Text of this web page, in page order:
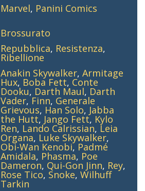
Marvel, Panini Comics
Brossurato
Repubblica, Resistenza,
Ribellione
Anakin Skywalker,Armitage
Hux, Boba Fett, Conte
Dooku, Darth Maul, Darth
Vader, Finn, Generale
Grievous, Han Solo, Jabba
the Hutt, Jango Fett, Kylo
Ren, Lando Calrissian, Leia
Organa, Luke Skywalker,
Obi-Wan Kenobi, Padmé
Amidala, Phasma, Poe
Dameron, Qui-Gon Jinn, Rey,
Rose Tico, Snoke,Wilhuff
Tarkin